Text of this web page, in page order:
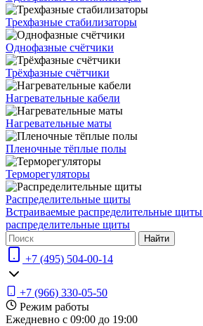
Трехфазные стабилизаторы
Однофазные счётчики
Трёхфазные счётчики
Нагревательные кабели
Нагревательные маты
Пленочные тёплые полы
Терморегуляторы
Распределительные щиты
Встраиваемые распределительные щиты
распределительные щиты
Найти
+7 (495) 504-00-14
+7 (966) 330-05-50
Режим работы
Ежедневно с 09:00 до 19:00